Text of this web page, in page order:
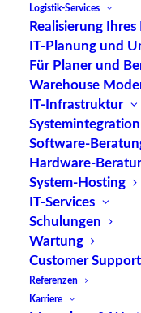
Logistik-Services
Realisierung
IT-Planung und
Für Planer und
Warehouse
IT-Infrastruktur
Systemintegration
Software-
Hardware-
System-Hosting
IT-Services
Schulungen
Wartung
Customer
Referenzen
Karriere
Ein digitaler
Objektes oder
Raum. Bei dieser
digitalen Zwillinge
gebildet. Sie
historischen
und haben
Welt. Das reale
bezeichnet, das
muss. Ein digitaler
zukünftig reales
Abgrenzung